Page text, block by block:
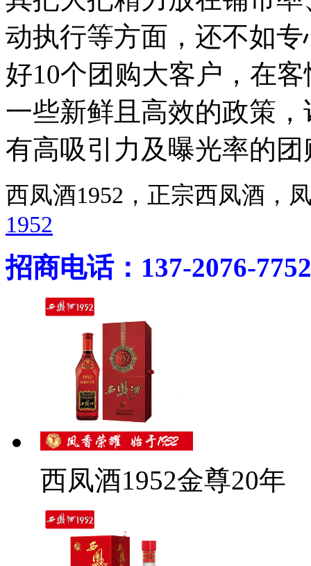
动执行等方面，还不如
好10个团购大客户，在
一些新鲜且高效的政策
有高吸引力及曝光率的
西凤酒1952，正宗西凤酒
1952
招商电话：137-2076-7752
西凤酒1952金尊20年